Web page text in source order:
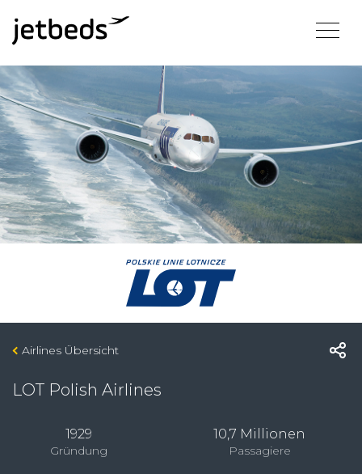
Airlines Übersicht
LOT Polish Airlines
1929
Gründung
10,7 Millionen
Passagiere